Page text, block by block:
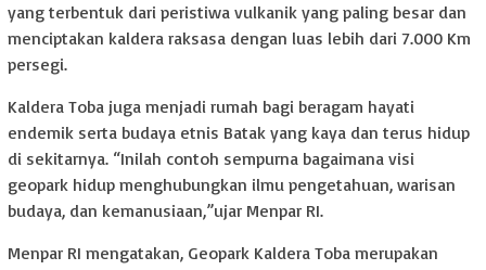
yang terbentuk dari peristiwa vulkanik yang paling besar dan
menciptakan kaldera raksasa dengan luas lebih dari 7.000 Km
persegi.
Kaldera Toba juga menjadi rumah bagi beragam hayati
endemik serta budaya etnis Batak yang kaya dan terus hidup
di sekitarnya. “Inilah contoh sempurna bagaimana visi
geopark hidup menghubungkan ilmu pengetahuan, warisan
budaya, dan kemanusiaan,”ujar Menpar RI.
Menpar RI mengatakan, Geopark Kaldera Toba merupakan